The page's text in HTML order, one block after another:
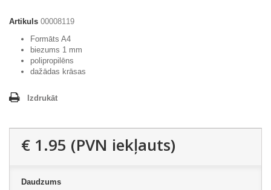
Artikuls 00008119
Formāts A4
biezums 1 mm
polipropilēns
dažādas krāsas
Izdrukāt
€ 1.95 (PVN iekļauts)
Daudzums